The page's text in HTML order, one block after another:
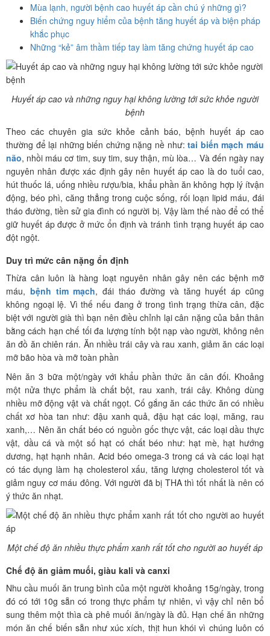
Mùa lạnh, người bệnh cao huyết áp cần chú ý những gì?
Biến chứng nguy hiểm của bệnh tăng huyết áp và biện pháp
khắc phục
Những “kẻ” âm thầm tiếp tay làm tăng chứng huyết áp cao
Huyết áp cao và những nguy hại không lường tới sức khỏe người
bệnh
Theo các chuyên gia sức khỏe cảnh báo, bệnh huyết áp cao
thường để lại những biến chứng nặng nề như:tai biến mạch máu
não, nhồi máu cơ tim, suy tim, suy thận, mù lòa… Và đến ngày nay
nguyên nhân được xác định gây nên huyết áp cao là do tuổi cao,
hút thuốc lá, uống nhiều rượu/bia, khẩu phần ăn không hợp lý ítvận
động, béo phì, căng thẳng trong cuộc sống, rối loạn lipid máu, đái
tháo đường, tiền sử gia đình có người bị. Vậy làm thế nào để có thể
giữ huyết áp được ở mức ổn định và tránh tình trạng huyết áp cao
đột ngột.
Duy trì mức cân nặng ổn định
Thừa cân luôn là hàng loạt nguyên nhân gây nên các bệnh mỡ
máu, bệnh tim mạch, đái tháo đường và tăng huyết áp cũng
không ngoại lệ. Vì thế nếu đang ở trong tình trạng thừa cân, đặc
biệt với người già thì bạn nên điều chỉnh lại cân nặng của bản thân
bằng cách hạn chế tối đa lượng tính bột nạp vào người, không nên
ăn đồ ăn chiên rán. Ăn nhiều trái cây và rau xanh, giảm ăn các loại
mỡ bão hòa và mỡ toàn phần
Nên ăn 3 bữa một/ngày với khẩu phần thức ăn cân đối. Khoảng
một nửa thực phẩm là chất bột, rau xanh, trái cây. Không dùng
nhiều mỡ động vật và chất ngọt. Cố gắng ăn các thức ăn có nhiều
chất xơ hòa tan như: đậu xanh quả, đậu hạt các loại, măng, rau
xanh,… Nên ăn chất béo có nguồn gốc thực vật, các loại dầu thực
vật, dầu cá và một số hạt có chất béo như: hạt mè, hạt hướng
dương, hạt hạnh nhân. Acid béo omega-3 trong cá và các loại hạt
có tác dụng làm hạ cholesterol xấu, tăng lượng cholesterol tốt và
giảm nguy cơ máu đông. Với người đã bị THA thì tốt nhất là nên có
ý thức ăn nhạt.
Một chế độ ăn nhiều thực phẩm xanh rất tốt cho người ao huyết áp
Chế độ ăn giảm muối, giàu kali và canxi
Nhu cầu muối ăn trung bình của một người khoảng 15g/ngày, trong
đó có tới 10g sẵn có trong thực phẩm tự nhiên, vì vậy chỉ nên bổ
sung thêm một thìa cà phê muối ăn/ngày là đủ. Hạn chế ăn những
món ăn chế biến sẵn như xúc xích, thịt hun khói vì chúng luôn có